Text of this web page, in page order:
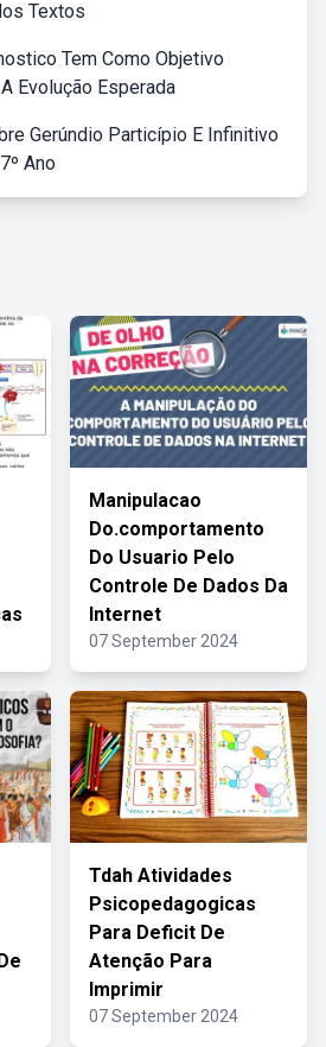
Textos
Tem Como Objetivo
Evolução Esperada
Gerúndio Particípio E Infinitivo
Ano
Manipulacao
Do.comportamento
Do Usuario Pelo
Controle De Dados Da
Internet
07 September 2024
Tdah Atividades
Psicopedagogicas
Para Deficit De
Atenção Para
Imprimir
07 September 2024